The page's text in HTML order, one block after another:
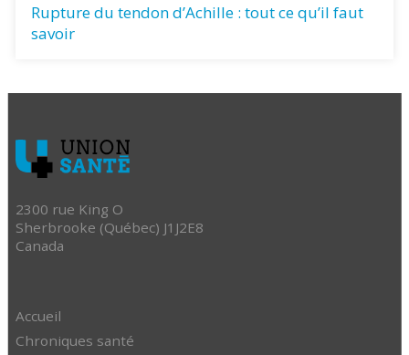
Rupture du tendon d’Achille : tout ce qu’il faut
savoir
2300 rue King O
Sherbrooke (Québec) J1J2E8
Canada
Accueil
Chroniques santé